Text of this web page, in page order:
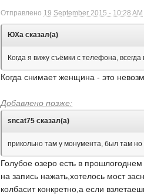
Отправлено 19 September 2015 - 10:28 AM
ЮХа сказал(а)
Когда я вижу съёмки с телефона,
Когда снимает женщина - это
Добавлено позже:
sncat75 сказал(а)
прикольно там у монумента, был там но
Голубое озеро есть в
на запись нажать,хотелось мост
колбасит конкретно,а если